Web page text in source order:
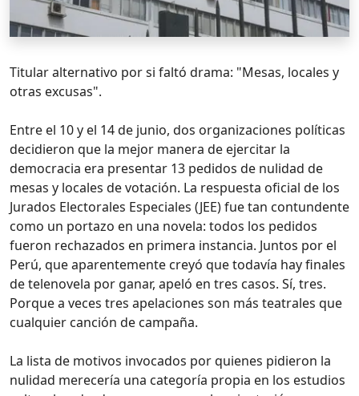
Titular alternativo por si faltó drama: "Mesas, locales y
otras excusas".
Entre el 10 y el 14 de junio, dos organizaciones políticas
decidieron que la mejor manera de ejercitar la
democracia era presentar 13 pedidos de nulidad de
mesas y locales de votación. La respuesta oficial de los
Jurados Electorales Especiales (JEE) fue tan contundente
como un portazo en una novela: todos los pedidos
fueron rechazados en primera instancia. Juntos por el
Perú, que aparentemente creyó que todavía hay finales
de telenovela por ganar, apeló en tres casos. Sí, tres.
Porque a veces tres apelaciones son más teatrales que
cualquier canción de campaña.
La lista de motivos invocados por quienes pidieron la
nulidad merecería una categoría propia en los estudios